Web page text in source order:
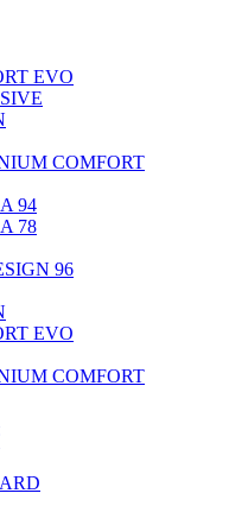
EVO
COMFORT
94
78
96
EVO
COMFORT